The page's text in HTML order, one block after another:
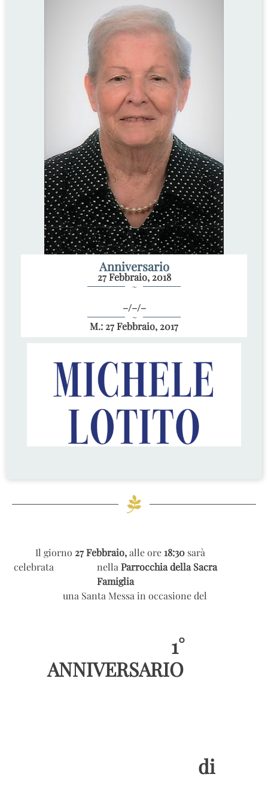
Anniversario
27 Febbraio, 2018
~
–/–/–
~
M.: 27 Febbraio, 2017
Il giorno27 Febbraio,alle ore18:30 sarà
celebrata nellaParrocchia della Sacra
Famiglia
una Santa Messa in occasione del
1°
ANNIVERSARIO
di